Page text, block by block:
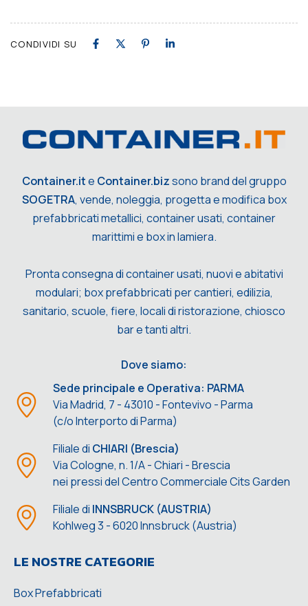
CONDIVIDI SU
Container.ite Container.bizsono brand del gruppo
SOGETRA, vende, noleggia, progetta e modifica box
prefabbricati metallici, container usati, container
marittimi e box in lamiera.
Pronta consegna di container usati, nuovi e abitativi
modulari; box prefabbricati per cantieri, edilizia,
sanitario, scuole, fiere, locali di ristorazione, chiosco
bar e tanti altri.
Dove siamo:
Sede principale e Operativa: PARMA
Via Madrid, 7 - 43010 - Fontevivo - Parma
(c/o Interporto di Parma)
Filiale di CHIARI (Brescia)
Via Cologne, n. 1/A - Chiari - Brescia
nei pressi del Centro Commerciale Cits Garden
Filiale di INNSBRUCK (AUSTRIA)
Kohlweg 3 - 6020 Innsbruck (Austria)
LE NOSTRE CATEGORIE
Box Prefabbricati